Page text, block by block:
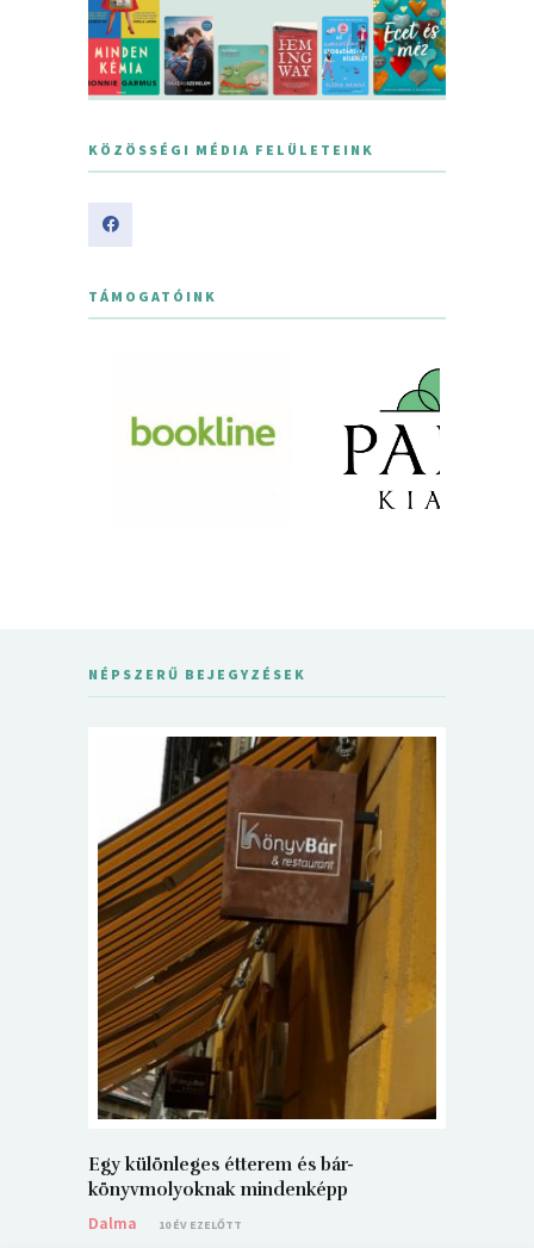
KÖZÖSSÉGI MÉDIA FELÜLETEINK
TÁMOGATÓINK
NÉPSZERŰ BEJEGYZÉSEK
Egy különleges étterem és bár-
könyvmolyoknak mindenképp
Dalma
10 ÉV EZELŐTT